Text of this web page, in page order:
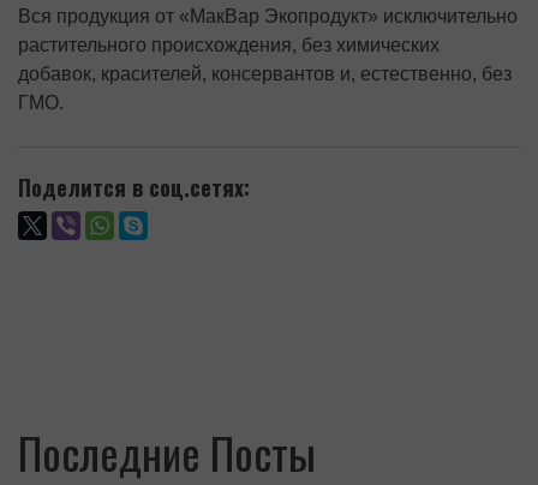
Вся продукция от «МакВар Экопродукт» исключительно
растительного происхождения, без химических
добавок, красителей, консервантов и, естественно, без
ГМО.
Поделится в соц.сетях:
Последние Посты